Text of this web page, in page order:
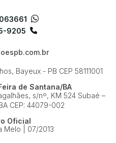
9205
Bayeux - PB CEP 58111001
de Santana/BA
s/nº, KM 524Subaé –
CEP: 44079-002
Oficial
Melo | 07/2013